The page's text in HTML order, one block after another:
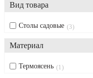
Вид товара
Столы садовые 3
Материал
Термоясень 1